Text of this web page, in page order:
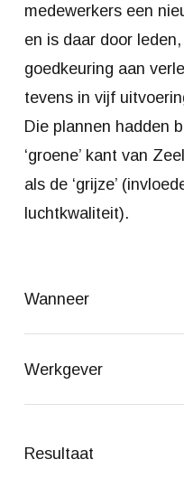
medewerkers een
en is daar door
goedkeuring aan
tevens in vijf
Die plannen hadden
‘groene’ kant van
als de ‘grijze’
luchtkwaliteit).
Wanneer
Werkgever
Resultaat